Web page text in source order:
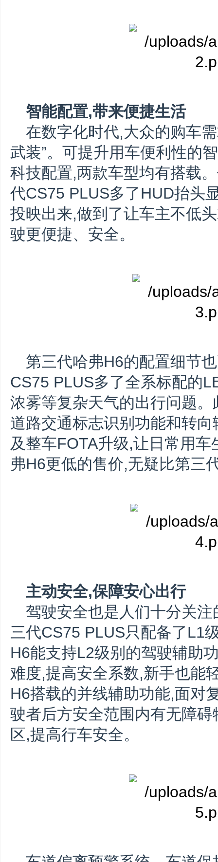
智能配置,带来便捷生活
在数字化时代,大众的购车
武装”。可提升用车便利性的
科技配置,两款车型均有搭载
代CS75 PLUS多了HUD抬头
投映出来,做到了让车主不低
驶更便捷、安全。
第三代哈弗H6的配置细节
CS75 PLUS多了全系标配的
浓雾等复杂天气的出行问题
道路交通标志识别功能和转
及整车FOTA升级,让日常用
弗H6更低的售价,无疑比第三
主动安全,保障安心出行
驾驶安全也是人们十分关
三代CS75 PLUS只配备了L1
H6能支持L2级别的驾驶辅助
难度,提高安全系数,新手也能
H6搭载的并线辅助功能,面对
驶者后方安全范围内有无障
区,提高行车安全。